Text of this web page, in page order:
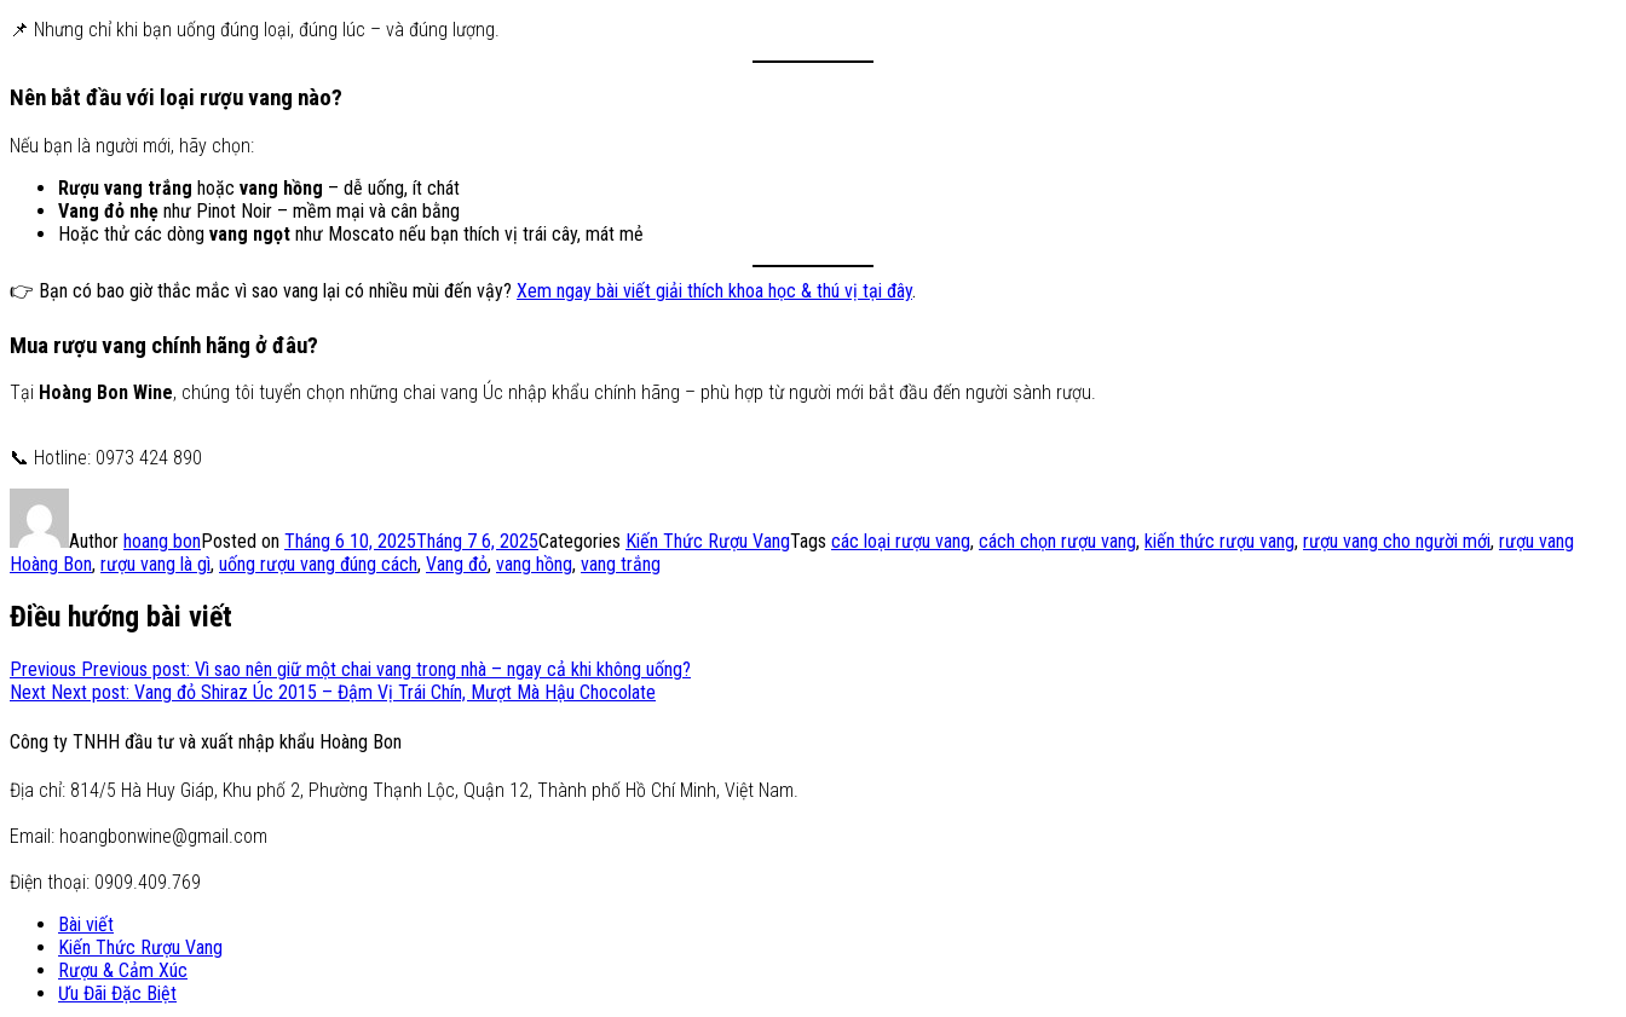
📌 Nhưng chỉ khi bạn uống đúng loại, đúng lúc – và đúng lượng.
Nên bắt đầu với loại rượu vang nào?
Nếu bạn là người mới, hãy chọn:
Rượu vang trắng hoặc vang hồng – dễ uống, ít chát
Vang đỏ nhẹ như Pinot Noir – mềm mại và cân bằng
Hoặc thử các dòng vang ngọt như Moscato nếu bạn thích vị trái cây, mát mẻ
👉 Bạn có bao giờ thắc mắc vì sao vang lại có nhiều mùi đến vậy? Xem ngay bài viết giải thích khoa học & thú vị tại đây.
Mua rượu vang chính hãng ở đâu?
Tại Hoàng Bon Wine, chúng tôi tuyển chọn những chai vang Úc nhập khẩu chính hãng – phù hợp từ người mới bắt đầu đến người sành rượu.
📞 Hotline: 0973 424 890
Author hoang bonPosted on Tháng 6 10, 2025Tháng 7 6, 2025Categories Kiến Thức Rượu VangTags các loại rượu vang, cách chọn rượu vang, kiến thức rượu vang, rượu vang cho người mới, rượu vang
Hoàng Bon, rượu vang là gì, uống rượu vang đúng cách, Vang đỏ, vang hồng, vang trắng
Điều hướng bài viết
Previous Previous post: Vì sao nên giữ một chai vang trong nhà – ngay cả khi không uống?
Next Next post: Vang đỏ Shiraz Úc 2015 – Đậm Vị Trái Chín, Mượt Mà Hậu Chocolate
Công ty TNHH đầu tư và xuất nhập khẩu Hoàng Bon
Địa chỉ: 814/5 Hà Huy Giáp, Khu phố 2, Phường Thạnh Lộc, Quận 12, Thành phố Hồ Chí Minh, Việt Nam.
Email: hoangbonwine@gmail.com
Điện thoại: 0909.409.769
Bài viết
Kiến Thức Rượu Vang
Rượu & Cảm Xúc
Ưu Đãi Đặc Biệt